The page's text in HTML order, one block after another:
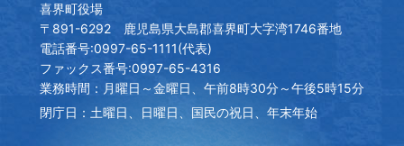
喜界町役場
〒891-6292 鹿児島県大島郡喜界町大字湾1746番地
電話番号:0997-65-1111(代表)
ファックス番号:0997-65-4316
業務時間：月曜日～金曜日、午前8時30分～午後5時15分
閉庁日：土曜日、日曜日、国民の祝日、年末年始